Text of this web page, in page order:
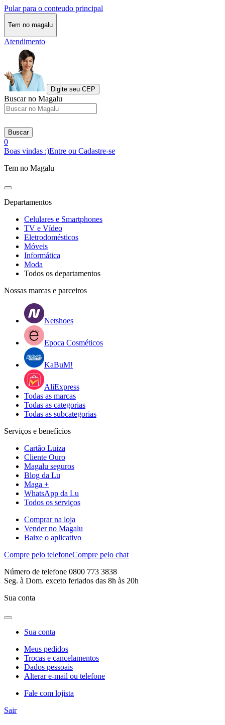
Pular para o conteudo principal
Tem no magalu
Atendimento
Digite seu CEP
Buscar no Magalu
Buscar
0
Boas vindas :)Entre ou Cadastre-se
Tem no Magalu
Departamentos
Celulares e Smartphones
TV e Vídeo
Eletrodomésticos
Móveis
Informática
Moda
Todos os departamentos
Nossas marcas e parceiros
Netshoes
Epoca Cosméticos
KaBuM!
AliExpress
Todas as marcas
Todas as categorias
Todas as subcategorias
Serviços e benefícios
Cartão Luiza
Cliente Ouro
Magalu seguros
Blog da Lu
Maga +
WhatsApp da Lu
Todos os serviços
Comprar na loja
Vender no Magalu
Baixe o aplicativo
Compre pelo telefoneCompre pelo chat
Número de telefone 0800 773 3838
Seg. à Dom. exceto feriados das 8h às 20h
Sua conta
Sua conta
Meus pedidos
Trocas e cancelamentos
Dados pessoais
Alterar e-mail ou telefone
Fale com lojista
Sair